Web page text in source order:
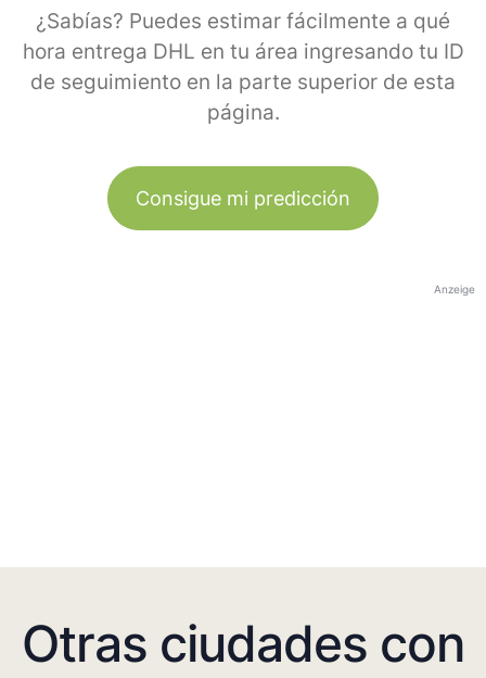
¿Sabías? Puedes estimar fácilmente a qué
hora entrega DHL en tu área ingresando tu ID
de seguimiento en la parte superior de esta
página.
Consigue mi predicción
Anzeige
Otras ciudades con